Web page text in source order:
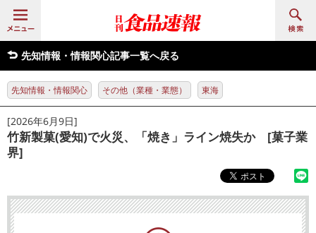
先知情報・情報関心記事一覧へ戻る
先知情報・情報関心 その他（業種・業態） 東海
[2026年6月9日]
竹新製菓(愛知)で火災、「焼き」ライン焼失か [菓子業
界]